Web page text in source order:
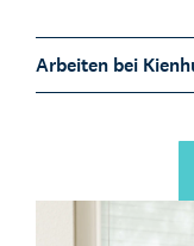
Arbeiten bei